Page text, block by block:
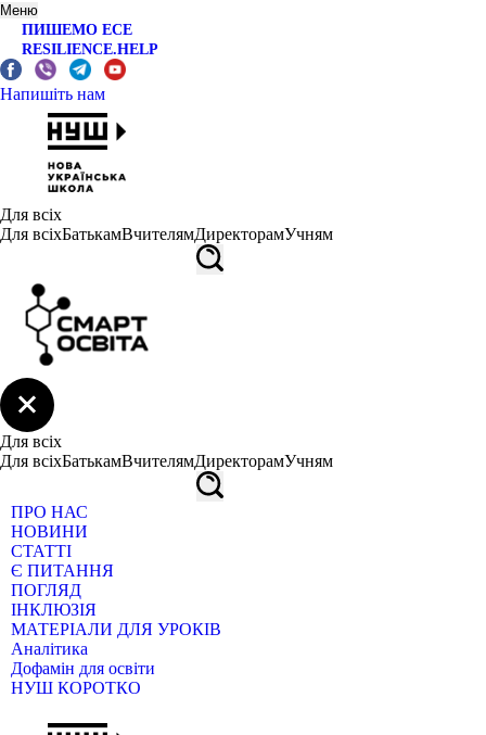
Меню
ПИШЕМО ЕСЕ
RESILIENCE.HELP
Напишіть нам
Для всіх
Для всіхБатькамВчителямДиректорамУчням
Для всіх
Для всіхБатькамВчителямДиректорамУчням
ПРО НАС
НОВИНИ
СТАТТІ
Є ПИТАННЯ
ПОГЛЯД
ІНКЛЮЗІЯ
МАТЕРІАЛИ ДЛЯ УРОКІВ
Аналітика
Дофамін для освіти
НУШ КОРОТКО